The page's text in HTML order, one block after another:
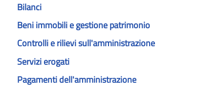
Bilanci
Beni immobili e gestione patrimonio
Controlli e rilievi sull'amministrazione
Servizi erogati
Pagamenti dell'amministrazione